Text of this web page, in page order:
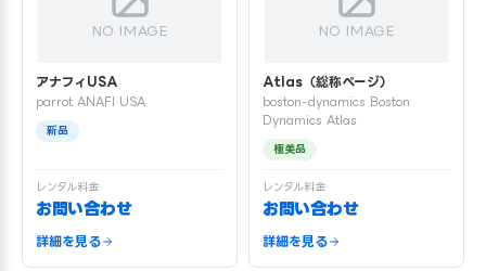
NO IMAGE
アナフィUSA
parrot ANAFI USA
新品
レンタル料金
お問い合わせ
詳細を見る
NO IMAGE
Atlas（総称ページ）
boston-dynamics Boston
Dynamics Atlas
極美品
レンタル料金
お問い合わせ
詳細を見る